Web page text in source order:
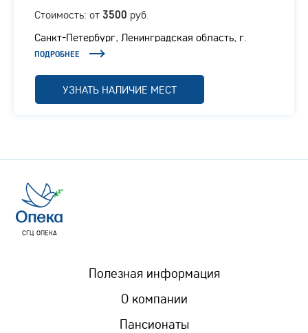
Стоимость: от 3500 руб.
Санкт-Петербург, Ленинградская область, г.
Отрадное, Ленинградское шоссе, 1/1
ПОДРОБНЕЕ
УЗНАТЬ НАЛИЧИЕ МЕСТ
СГЦ ОПЕКА
Пансионаты
Полезная информация
О компании